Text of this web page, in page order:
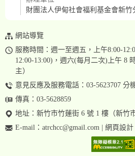
財團法人伊甸社會福利基金會新竹
網站導覽
服務時間：週一至週五，上午8:00-
12:00-13:00)，週六(每月二次)上午 8
主）
意見反應及服務電話：03-5623707 分
傳真：03-5628859
地址： 新竹市竹蓮街 6 號 1 樓（新竹
E-mail： atrchcc@gmail.com | 網頁設計